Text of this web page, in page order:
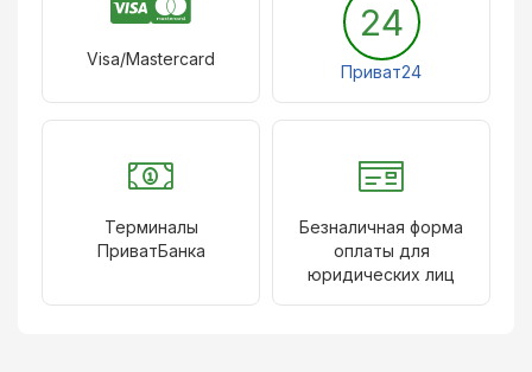
Visa/Mastercard
24
Приват24
Терминалы
ПриватБанка
Безналичная форма
оплаты для
юридических лиц